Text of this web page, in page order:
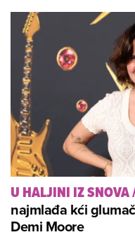
U HALJINI IZ SNOVA
najmlađa kći
Demi Moore